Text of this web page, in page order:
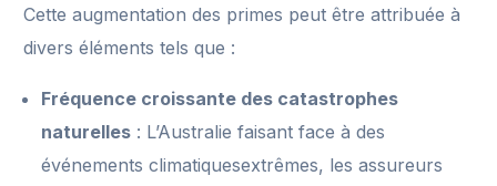
Cette augmentation des primes peut être attribuée à
divers éléments tels que :
Fréquence croissante des catastrophes
naturelles : L’Australie faisant face à des
événements climatiquesextrêmes, les assureurs